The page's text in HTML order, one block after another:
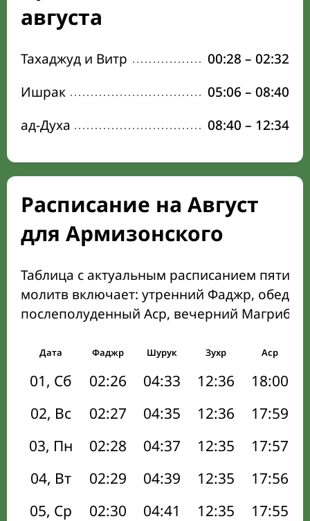
августа
Тахаджуд и Витр 00:28 – 02:32
Ишрак
05:06 – 08:40
ад-Духа
08:40 – 12:34
Расписание на Август
для Армизонского
Таблица с актуальным расписанием пяти
молитв включает: утренний Фаджр,
послеполуденный Аср, вечерний Магриб
Дата Фаджр Шурук Зухр Аср
01, Сб 02:26 04:33 12:36 18:00
02, Вс
02:27 04:35 12:36 17:59
03, Пн
02:28 04:37 12:35 17:57
04, Вт
02:29 04:39 12:35 17:56
05, Ср
02:30 04:41 12:35 17:55